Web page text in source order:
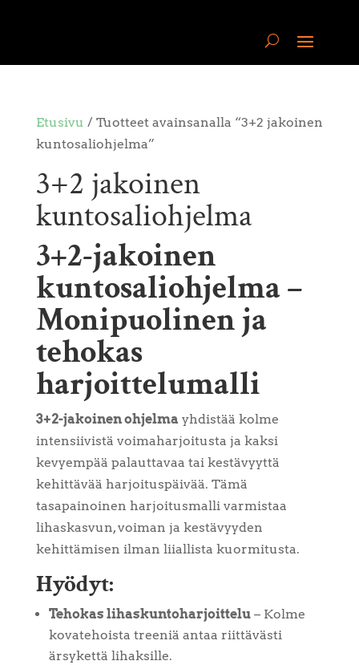
Etusivu / Tuotteet avainsanalla “3+2 jakoinen
kuntosaliohjelma”
3+2 jakoinen
kuntosaliohjelma
3+2-jakoinen
kuntosaliohjelma –
Monipuolinen ja
tehokas
harjoittelumalli
3+2-jakoinen ohjelma yhdistää kolme
intensiivistä voimaharjoitusta ja kaksi
kevyempää palauttavaa tai kestävyyttä
kehittävää harjoituspäivää. Tämä
tasapainoinen harjoitusmalli varmistaa
lihaskasvun, voiman ja kestävyyden
kehittämisen ilman liiallista kuormitusta.
Hyödyt:
Tehokas lihaskuntoharjoittelu– Kolme
kovatehoista treeniä antaa riittävästi
ärsykettä lihaksille.